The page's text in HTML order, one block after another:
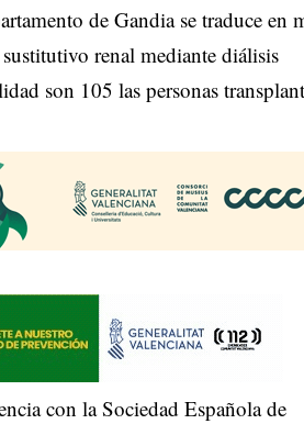
de Gandia se traduce en
renal mediante diálisis
son 105 las personas
con la Sociedad Española de